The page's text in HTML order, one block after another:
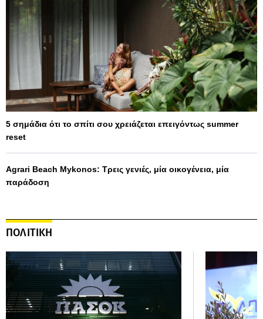
5 σημάδια ότι το σπίτι σου χρειάζεται επειγόντως summer
reset
Agrari Beach Mykonos: Τρεις γενιές, μία οικογένεια, μία
παράδοση
ΠΟΛΙΤΙΚΗ